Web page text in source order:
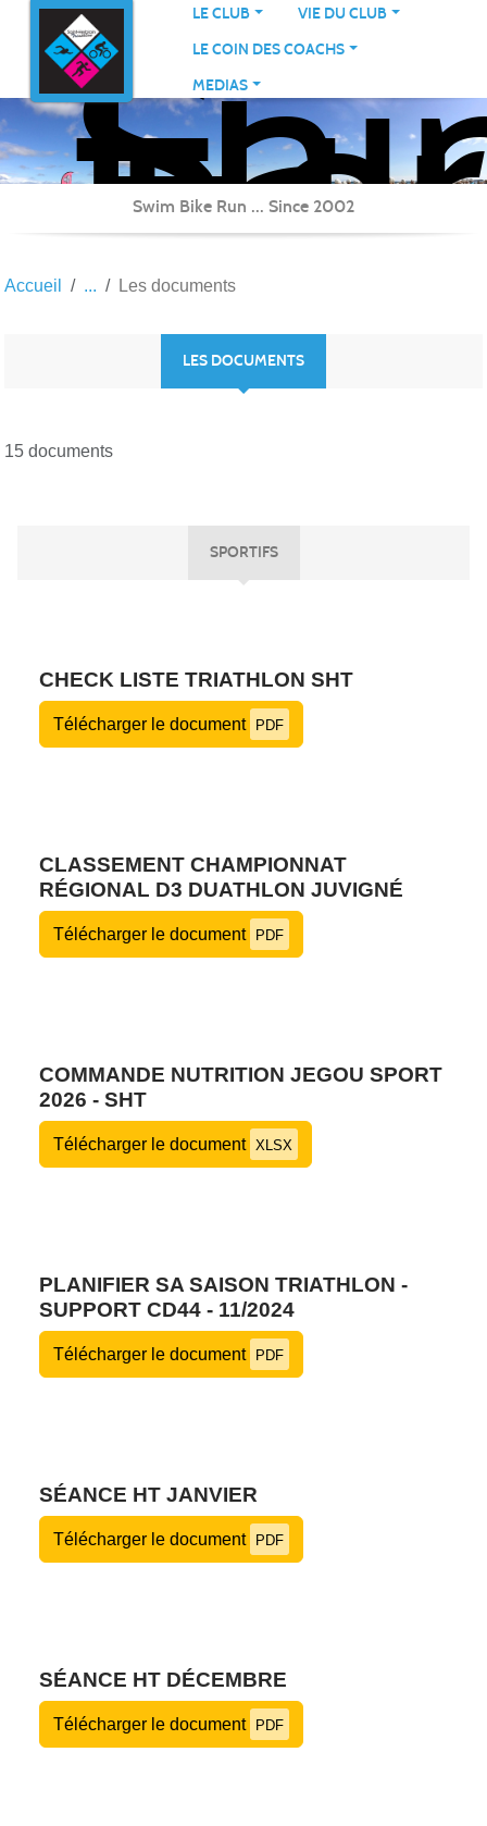
LE CLUB
VIE DU CLUB
LE COIN DES COACHS
MEDIAS
Swim Bike Run ... Since 2002
Accueil Les documents
LES DOCUMENTS
15 documents
SPORTIFS
CHECK LISTE TRIATHLON SHT
Télécharger le document PDF
CLASSEMENT CHAMPIONNAT
RÉGIONAL D3 DUATHLON JUVIGNÉ
Télécharger le document PDF
COMMANDE NUTRITION JEGOU SPORT
2026 - SHT
Télécharger le document XLSX
PLANIFIER SA SAISON TRIATHLON -
SUPPORT CD44 - 11/2024
Télécharger le document PDF
SÉANCE HT JANVIER
Télécharger le document PDF
SÉANCE HT DÉCEMBRE
Télécharger le document PDF
Panneau de gestion des cookies